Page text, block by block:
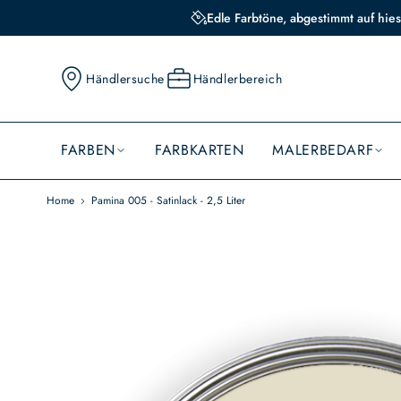
Edle Farbtöne, abgestimmt auf
Händlersuche Händlerbereich
FARBEN FARBKARTEN MALERBEDARF
Home Pamina 005 - Satinlack - 2,5 Liter